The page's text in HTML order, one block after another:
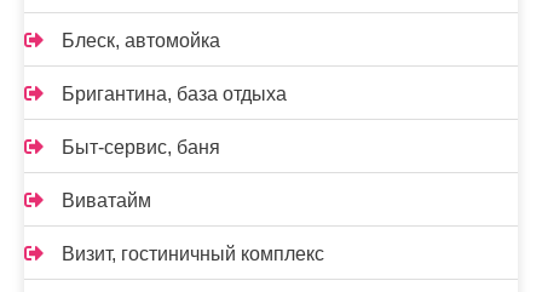
Блеск, автомойка
Бригантина, база отдыха
Быт-сервис, баня
Виватайм
Визит, гостиничный комплекс